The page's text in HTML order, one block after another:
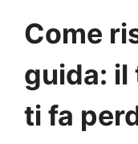
Come
guida: il
ti fa